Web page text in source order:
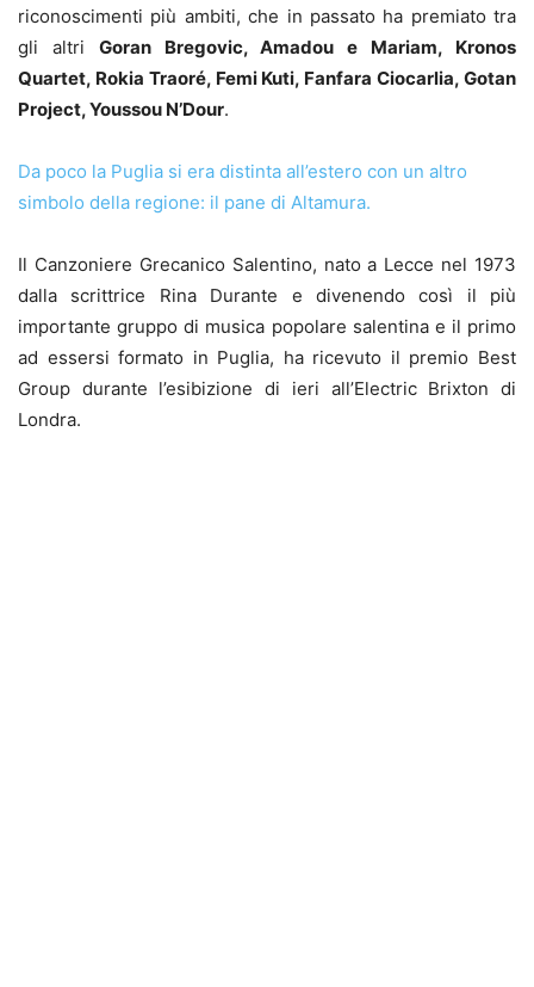
riconoscimenti più ambiti, che in passato ha premiato tra
gli altri Goran Bregovic, Amadou e Mariam, Kronos
Quartet, Rokia Traoré, Femi Kuti, Fanfara Ciocarlia, Gotan
Project, Youssou N’Dour.
Da poco la Puglia si era distinta all’estero con un altro
simbolo della regione: il pane di Altamura.
Il Canzoniere Grecanico Salentino, nato a Lecce nel 1973
dalla scrittrice Rina Durante e divenendo così il più
importante gruppo di musica popolare salentina e il primo
ad essersi formato in Puglia, ha ricevuto il premio Best
Group durante l’esibizione di ieri all’Electric Brixton di
Londra.